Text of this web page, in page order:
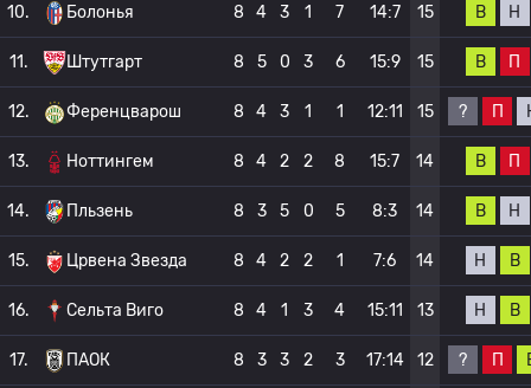
10. Болонья 8 4 3 1 7 14:7 15 В Н
11. Штутгарт 8 5 0 3 6 15:9 15 В П
12. Ференцварош 8 4 3 1 1 12:11 15 ? П
13. Ноттингем 8 4 2 2 8 15:7 14 В П
14. Пльзень 8 3 5 0 5 8:3 14 В Н
15. Црвена Звезда 8 4 2 2 1 7:6 14 Н В
16. Сельта Виго 8 4 1 3 4 15:11 13 Н В
17. ПАОК 8 3 3 2 3 17:14 12 ? П